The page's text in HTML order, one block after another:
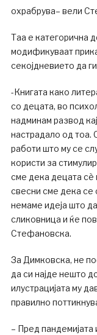
охрабрува– вели
Таа е категорична
модификуваат
секојдневието да
-Книгата како
со децата, во
надминам развод
настрадало од тоа.
работи што му се
користи за
сме дека децата сѐ
свесни сме дека се
немаме идеја што
сликовница и ќе
Стефановска.
За Димковска, не
да си најде нешто
илустрацијата му
правилно
– Пред